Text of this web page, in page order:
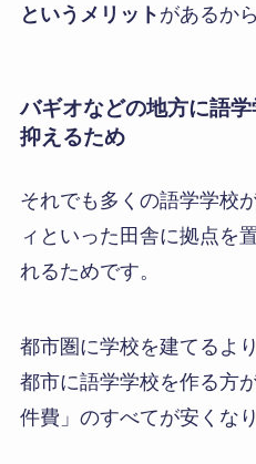
というメリット があるか
バギオなどの地方に語
抑えるため
それでも多くの語学学校
ィといった田舎に拠点を
れるためです。
都市圏に学校を建てるよ
都市に語学学校を作る方
件費」のすべてが安くなり